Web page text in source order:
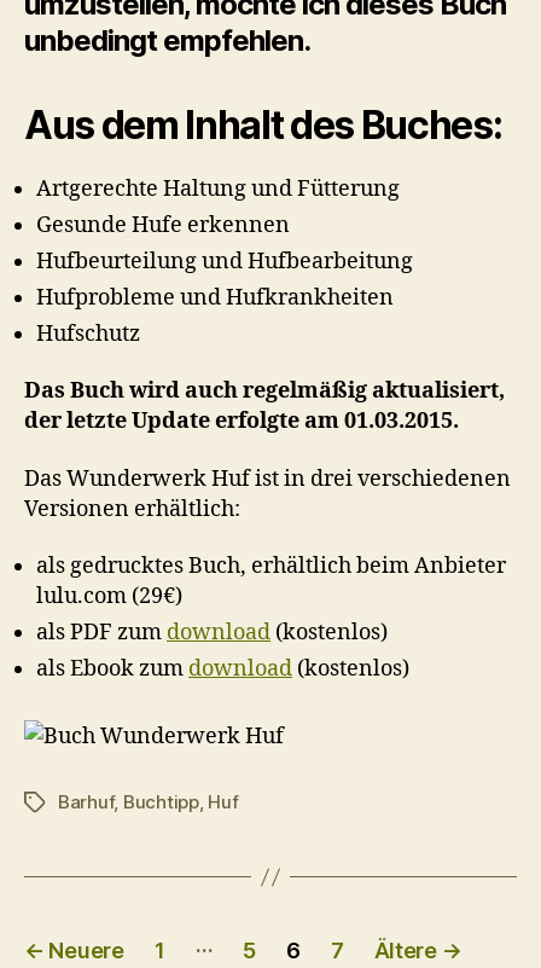
unbedingt empfehlen.
Aus dem Inhalt des Buches:
Artgerechte Haltung und Fütterung
Gesunde Hufe erkennen
Hufbeurteilung und Hufbearbeitung
Hufprobleme und Hufkrankheiten
Hufschutz
Das Buch wird auch regelmäßig aktualisiert,
der letzte Update erfolgte am 01.03.2015.
Das Wunderwerk Huf ist in drei verschiedenen
Versionen erhältlich:
als gedrucktes Buch, erhältlich beim Anbieter
lulu.com (29€)
als PDF zum download (kostenlos)
als Ebook zum download (kostenlos)
Schlagwörter
Barhuf, Buchtipp, Huf
Seitennummerierung
← Neuere 1 … 5 6 7 Ältere →